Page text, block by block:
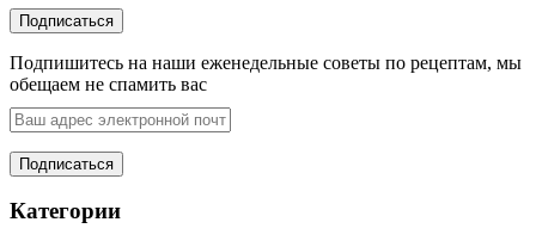
Подпишитесь на наши еженедельные советы по рецептам, мы
обещаем не спамить вас
Категории